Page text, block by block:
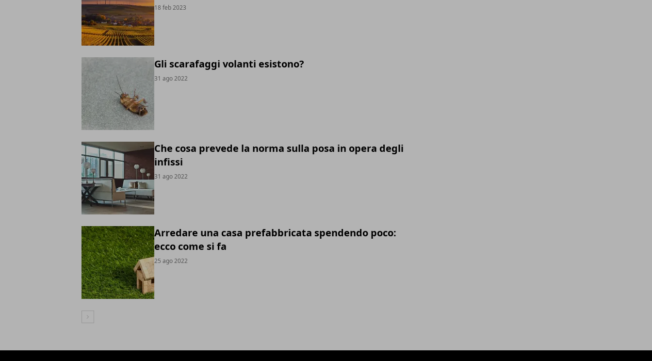
18 feb 2023
Gli scarafaggi volanti esistono?
31 ago 2022
Che cosa prevede la norma sulla posa in opera degli
infissi
31 ago 2022
Arredare una casa prefabbricata spendendo poco:
ecco come si fa
25 ago 2022
Articolo Successivo